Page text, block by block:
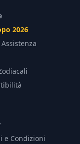
2026
e Condizioni